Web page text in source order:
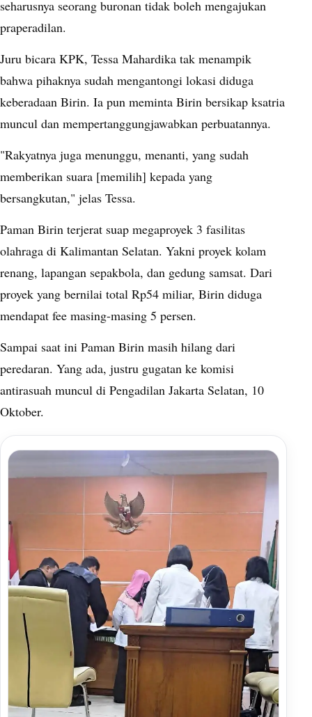
seharusnya seorang buronan tidak boleh mengajukan
praperadilan.
Juru bicara KPK, Tessa Mahardika tak menampik
bahwa pihaknya sudah mengantongi lokasi diduga
keberadaan Birin. Ia pun meminta Birin bersikap ksatria
muncul dan mempertanggungjawabkan perbuatannya.
"Rakyatnya juga menunggu, menanti, yang sudah
memberikan suara [memilih] kepada yang
bersangkutan," jelas Tessa.
Paman Birin terjerat suap megaproyek 3 fasilitas
olahraga di Kalimantan Selatan. Yakni proyek kolam
renang, lapangan sepakbola, dan gedung samsat. Dari
proyek yang bernilai total Rp54 miliar, Birin diduga
mendapat fee masing-masing 5 persen.
Sampai saat ini Paman Birin masih hilang dari
peredaran. Yang ada, justru gugatan ke komisi
antirasuah muncul di Pengadilan Jakarta Selatan, 10
Oktober.